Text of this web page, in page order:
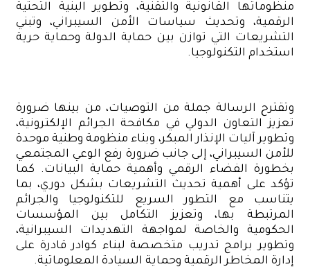
منظوماتها القانونية والتقنية، وتطوير البنية التحتية
الرقمية، وتحديث سياسات الأمن السيبراني، وتبني
التشريعات التي توازن بين حماية الدولة وحماية حرية
استخدام التكنولوجيا.
وتقترح الرسالة جملة من التوصيات، من بينها ضرورة
تعزيز التعاون الدولي في مكافحة الجرائم الإلكترونية،
وتطوير آليات الإنذار المبكر، وبناء منظومة وطنية موحدة
للأمن السيبراني، إلى جانب ضرورة رفع الوعي المجتمعي
بخطورة الفضاء الرقمي وأهمية حماية البيانات. كما
تؤكد على أهمية تحديث التشريعات بشكل دوري، بما
يتناسب مع التطور السريع للتكنولوجيا والجرائم
المرتبطة بها، وتعزيز التكامل بين المؤسسات
الحكومية والخاصة لمواجهة التهديدات السيبرانية،
وتطوير برامج تدريب متخصصة لبناء كوادر قادرة على
إدارة المخاطر الرقمية وحماية السيادة المعلوماتية.